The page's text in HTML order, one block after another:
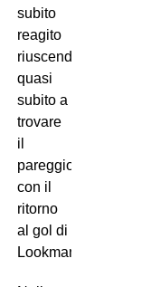
subito
reagito
riuscendo
quasi
subito a
trovare
il
pareggio
con il
ritorno
al gol di
Lookman.